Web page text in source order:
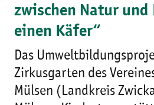
zwischen Natur
einen Käfer“
Das
Zirkusgarten des
Mülsen (Landkreis